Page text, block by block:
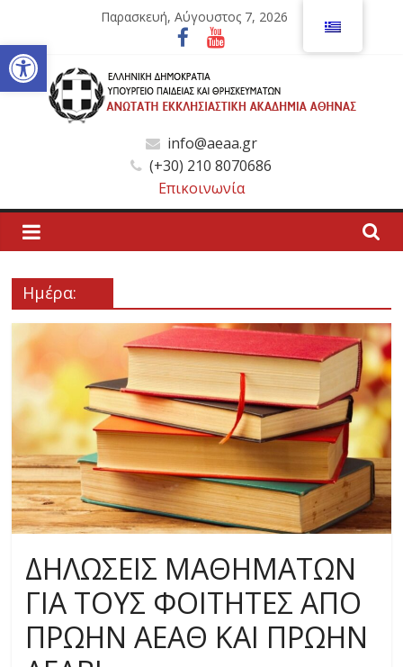
Ανοίξτε τη γραμμή εργαλείων
περιεχόμενο
Παρασκευή, Αύγουστος 7, 2026
Ανώτατη
Εκκλησιαστική
Ακαδημία
Αθηνών
Ανώτατη
Εκκλησιαστική
Ακαδημία
Αθηνών
info@aeaa.gr
(+30) 210 8070686
Επικοινωνία
Ημέρα:
ΔΗΛΩΣΕΙΣ ΜΑΘΗΜΑΤΩΝ
ΓΙΑ ΤΟΥΣ ΦΟΙΤΗΤΕΣ ΑΠΟ
ΠΡΩΗΝ ΑΕΑΘ ΚΑΙ ΠΡΩΗΝ